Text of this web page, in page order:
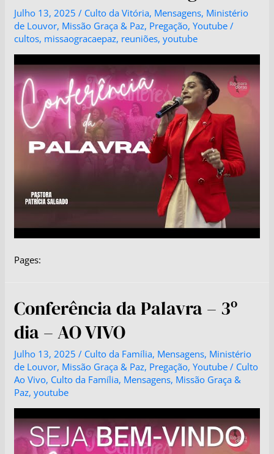
Julho 13, 2025 / Culto da Vitória, Mensagens, Ministério
de Louvor, Missão Graça & Paz, Pregação,Youtube /
cultos, missaogracaepaz, reuniões,youtube
Pages:
Conferência da Palavra – 3º
dia – AO VIVO
Julho 13, 2025 / Culto da Família, Mensagens, Ministério
de Louvor, Missão Graça & Paz, Pregação,Youtube / Culto
Ao Vivo, Culto da Família, Mensagens, Missão Graça &
Paz,youtube